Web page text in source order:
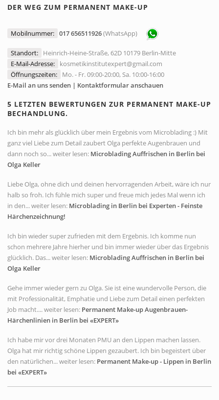
DER WEG ZUM PERMANENT MAKE-UP
Mobilnummer: 017 656511926(WhatsApp)
Standort:
Heinrich-Heine-Straße, 62D 10179 Berlin-Mitte
E-Mail-Adresse:
kosmetikinstitutexpert@gmail.com
Öffnungszeiten:
Mo. - Fr. 09:00-20:00, Sa. 10:00-16:00
E-Mail an uns senden | Kontaktformular anschauen
5 LETZTEN BEWERTUNGEN ZUR PERMANENT MAKE-UP
BECHANDLUNG.
Ich bin mehr als glücklich über mein Ergebnis vom Microblading :) Mit
ganz viel Liebe zum Detail zaubert Olga perfekte Augenbrauen und
dann noch so... weiter lesen: Microblading Auffrischen in Berlin bei
Olga Keller
Liebe Olga, ohne dich und deinen hervorragenden Arbeit, wäre ich nur
halb so froh. Ich fühle mich super und freue mich jedes Mal wenn ich
in den... weiter lesen: Microblading in Berlin bei Experten - Feinste
Härchenzeichnung!
Ich bin wieder super zufrieden mit dem Ergebnis. Ich komme nun
schon mehrere Jahre hierher und bin immer wieder über das Ergebnis
glücklich. Das... weiter lesen: Microblading Auffrischen in Berlin bei
Olga Keller
Gehe immer wieder gern zu Olga. Sie ist eine wundervolle Person, die
mit Professionalität, Emphatie und Liebe zum Detail einen perfekten
Job macht.... weiter lesen: Permanent Make-up Augenbrauen-
Härchenlinien in Berlin bei «EXPERT»
Ich habe mir vor drei Monaten PMU an den Lippen machen lassen.
Olga hat mir richtig schöne Lippen gezaubert. Ich bin begeistert über
den natürlichen... weiter lesen: Permanent Make-up - Lippen in Berlin
bei «EXPERT»